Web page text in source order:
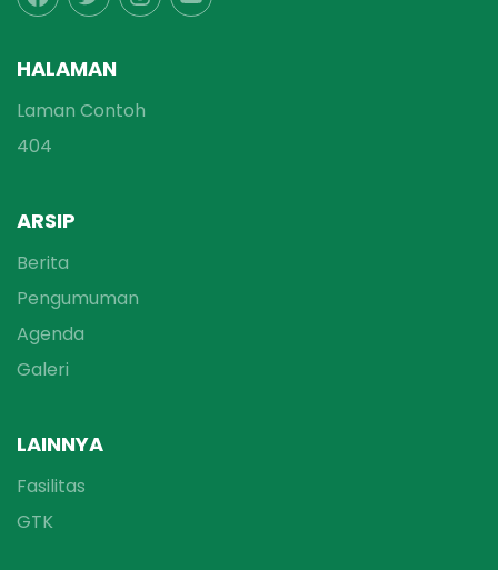
HALAMAN
Laman Contoh
404
ARSIP
Berita
Pengumuman
Agenda
Galeri
LAINNYA
Fasilitas
GTK